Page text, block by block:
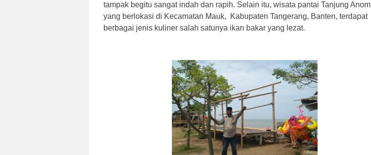
tampak begitu sangat indah dan rapih. Selain itu, wisata pantai Tanjung Anom
yang berlokasi di Kecamatan Mauk, Kabupaten Tangerang, Banten, terdapat
berbagai jenis kuliner salah satunya ikan bakar yang lezat.